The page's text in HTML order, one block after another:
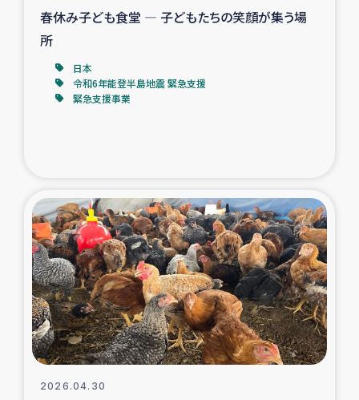
インドネシア中部 スラウェシの地震・津波被災者支援
スリランカ ジャフナ県干物事業
スリランカの南北女性をつなぐサリー・リサイクル・プロ
ジェクト
復興支援事業
民際教育事業
春休み子ども食堂 ― 子どもたちの笑顔が集う場
所
日本
令和6年能登半島地震 緊急支援
緊急支援事業
2026.04.30